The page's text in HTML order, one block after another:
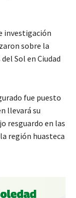
investigación
sobre la
Sol en Ciudad
fue puesto
llevará su
resguardo en las
región huasteca